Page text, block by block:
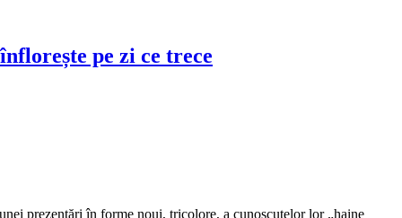
pe zi ce trece
prezentări în forme noui, tricolore, a cunoscutelor lor „haine